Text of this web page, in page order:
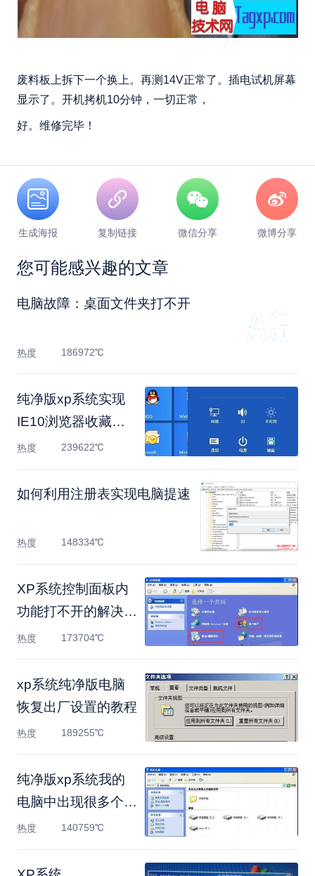
废料板上拆下一个换上。再测14V正常了。插电试机屏幕
显示了。开机拷机10分钟，一切正常，
好。维修完毕！
生成海报 复制链接 微信分享 微博分享
您可能感兴趣的文章
电脑故障：桌面文件夹打不开
热度 186972℃
纯净版xp系统实现
IE10浏览器收藏夹
的同步的方法
热度 239622℃
如何利用注册表实现电脑提速
热度 148334℃
XP系统控制面板内
功能打不开的解决方
法
热度 173704℃
xp系统纯净版电脑
恢复出厂设置的教程
热度 189255℃
纯净版xp系统我的
电脑中出现很多个可
移动磁盘的
热度 140759℃